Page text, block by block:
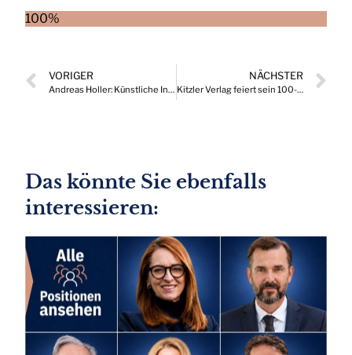
100%
VORIGER
Andreas Holler: Künstliche Intelligenz (KI) in der Immobilienbranche
NÄCHSTER
Kitzler Verlag feiert sein 100-jähriges Bestehen im Wiener Palais Ferstel
Das könnte Sie ebenfalls
interessieren: